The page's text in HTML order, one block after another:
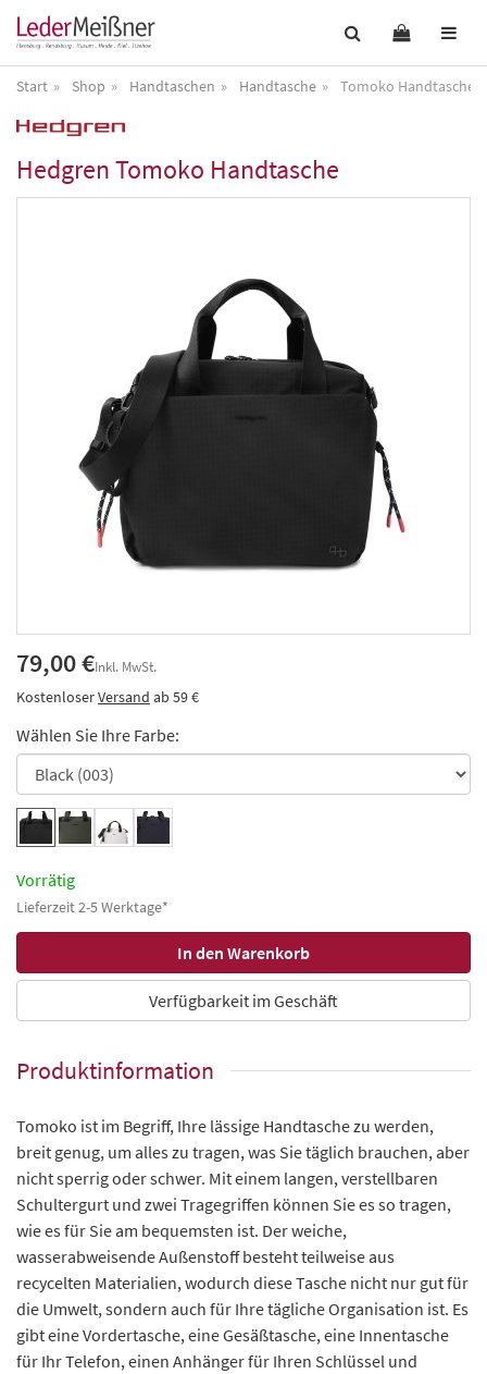
Start Shop Handtaschen Handtasche Tomoko Handtasche
HedgrenTomoko Handtasche
79,00 €Inkl. MwSt.
KostenloserVersand ab 59 €
Wählen Sie Ihre Farbe:
Vorrätig
Lieferzeit 2-5 Werktage*
Verfügbarkeit im Geschäft
Produktinformation
Tomoko ist im Begriff, Ihre lässige Handtasche zu werden,
breit genug, um alles zu tragen, was Sie täglich brauchen, aber
nicht sperrig oder schwer. Mit einem langen, verstellbaren
Schultergurt und zwei Tragegriffen können Sie es so tragen,
wie es für Sie am bequemsten ist. Der weiche,
wasserabweisende Außenstoff besteht teilweise aus
recycelten Materialien, wodurch diese Tasche nicht nur gut für
die Umwelt, sondern auch für Ihre tägliche Organisation ist. Es
gibt eine Vordertasche, eine Gesäßtasche, eine Innentasche
für Ihr Telefon, einen Anhänger für Ihren Schlüssel und